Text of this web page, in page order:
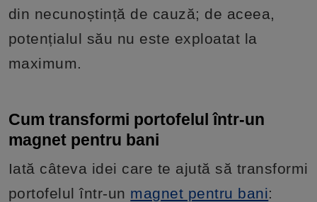
din necunoștință de cauză; de aceea,
potențialul său nu este exploatat la
maximum.
Cum transformi portofelul într-un
magnet pentru bani
Iată câteva idei care te ajută să transformi
portofelul într-un magnet pentru bani: